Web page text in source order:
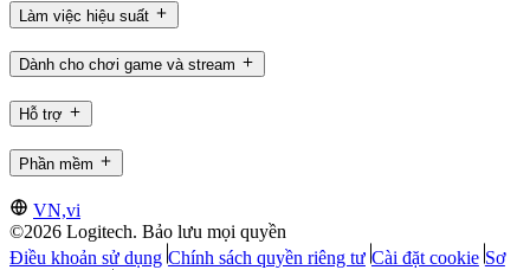
Làm việc hiệu suất
Dành cho chơi game và stream
Hỗ trợ
Phần mềm
VN,vi
©2026 Logitech. Bảo lưu mọi quyền
Điều khoản sử dụng Chính sách quyền riêng tư Cài đặt cookie Sơ